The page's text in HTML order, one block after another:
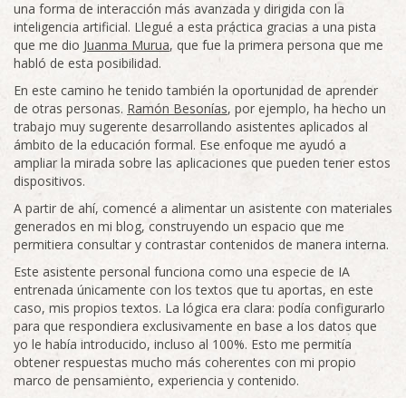
una forma de interacción más avanzada y dirigida con la
inteligencia artificial. Llegué a esta práctica gracias a una pista
que me dio Juanma Murua, que fue la primera persona que me
habló de esta posibilidad.
En este camino he tenido también la oportunidad de aprender
de otras personas. Ramón Besonías, por ejemplo, ha hecho un
trabajo muy sugerente desarrollando asistentes aplicados al
ámbito de la educación formal. Ese enfoque me ayudó a
ampliar la mirada sobre las aplicaciones que pueden tener estos
dispositivos.
A partir de ahí, comencé a alimentar un asistente con materiales
generados en mi blog, construyendo un espacio que me
permitiera consultar y contrastar contenidos de manera interna.
Este asistente personal funciona como una especie de IA
entrenada únicamente con los textos que tu aportas, en este
caso, mis propios textos. La lógica era clara: podía configurarlo
para que respondiera exclusivamente en base a los datos que
yo le había introducido, incluso al 100%. Esto me permitía
obtener respuestas mucho más coherentes con mi propio
marco de pensamiento, experiencia y contenido.